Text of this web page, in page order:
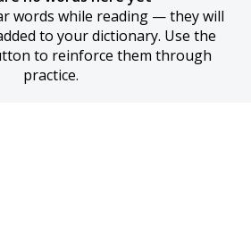
words while reading — they will
to your dictionary. Use the
to reinforce them through
practice.